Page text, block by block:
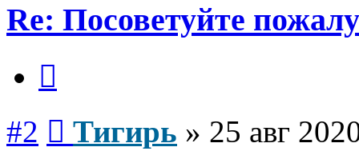
Re: Посоветуйте
#2 Тигирь » 25 авг